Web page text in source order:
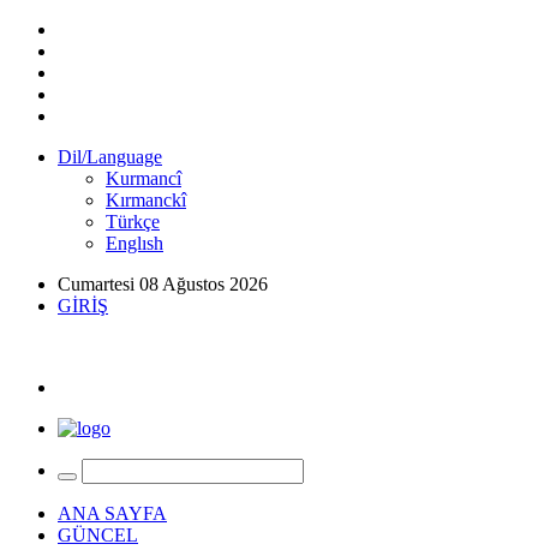
Dil/Language
Kurmancî
Kırmanckî
Türkçe
Englısh
Cumartesi 08 Ağustos 2026
GİRİŞ
ANA SAYFA
GÜNCEL